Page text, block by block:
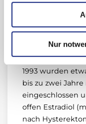
Nur
aber allenfalls
auch die
Mit größter
Dänemark
1993 wurden
bis zu zwei
eingeschlossen
offen Estradiol
nach